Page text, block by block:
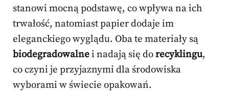
stanowi mocną podstawę, co wpływa na ich
trwałość, natomiast papier dodaje im
eleganckiego wyglądu. Oba te materiały są
biodegradowalnei nadają się dorecyklingu,
co czyni je przyjaznymi dla środowiska
wyborami w świecie opakowań.